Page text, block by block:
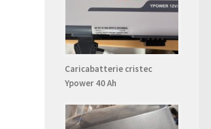
Caricabatterie cristec
Ypower 40 Ah